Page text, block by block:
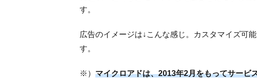
す。
広告のイメージは↓こんな感じ。カスタマイズ可
す。
※） マイクロアドは、2013年2月をもってサービ